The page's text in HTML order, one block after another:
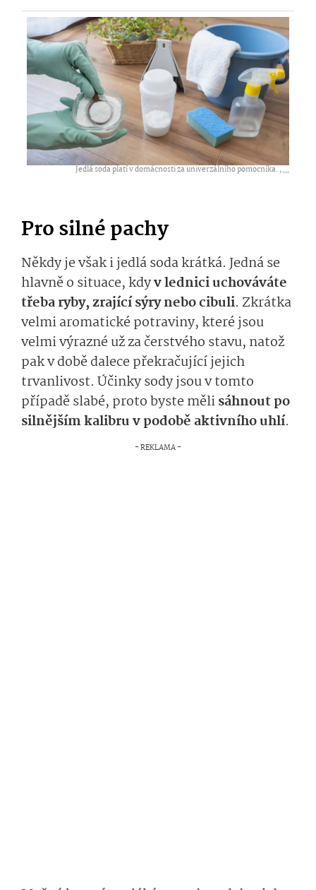
Jedlá soda platí v domácnosti za univerzálního pomocníka. ,...
Pro silné pachy
Někdy je však i jedlá soda krátká. Jedná se
hlavně o situace, kdyv lednici uchováváte
třeba ryby, zrající sýry nebo cibuli. Zkrátka
velmi aromatické potraviny, které jsou
velmi výrazné už za čerstvého stavu, natož
pak v době dalece překračující jejich
trvanlivost. Účinky sody jsou v tomto
případě slabé, proto byste mělisáhnout po
silnějším kalibru v podobě aktivního uhlí.